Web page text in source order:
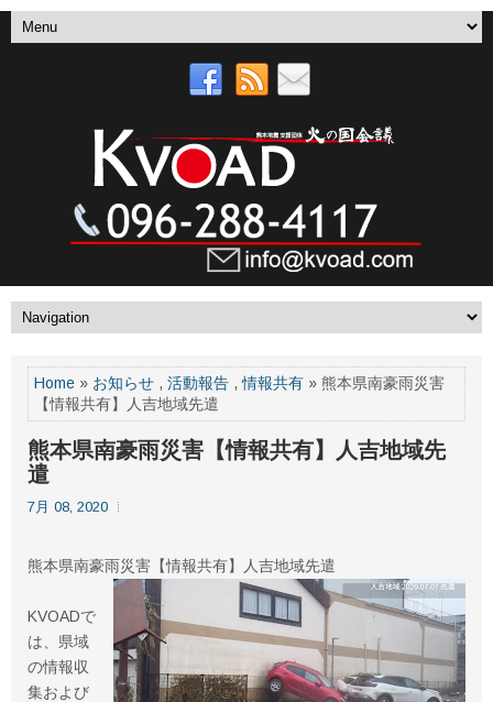
Home » お知らせ , 活動報告 ,情報共有 » 熊本県南豪雨災害
【情報共有】人吉地域先遣
熊本県南豪雨災害【情報共有】人吉地域先
遣
7月 08, 2020
熊本県南豪雨災害【情報共有】人吉地域先遣
KVOADで
は、県域
の情報収
集および